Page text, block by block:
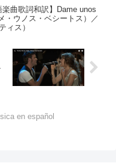
楽曲歌詞和訳】Dame unos
・ウノス・ベシートス）／
ィス）
en español